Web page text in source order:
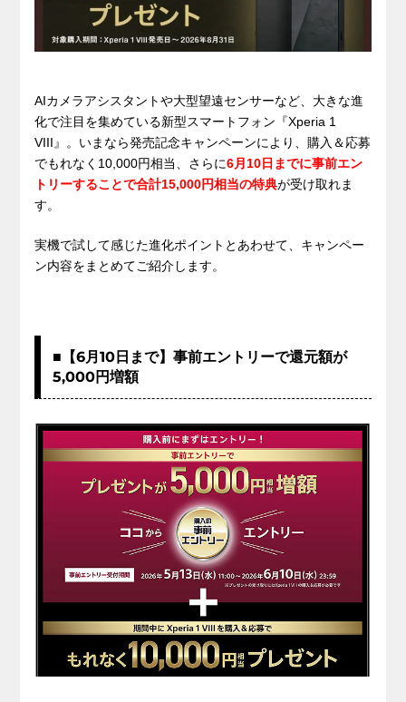
AIカメラアシスタントや大型望遠センサーなど、大きな進
化で注目を集めている新型スマートフォン『Xperia 1
VIII』。いまなら発売記念キャンペーンにより、購入＆応募
でもれなく10,000円相当、さらに6月10日までに事前エン
トリーすることで合計15,000円相当の特典が受け取れま
す。
実機で試して感じた進化ポイントとあわせて、キャンペー
ン内容をまとめてご紹介します。
■【6月10日まで】事前エントリーで還元額が
5,000円増額